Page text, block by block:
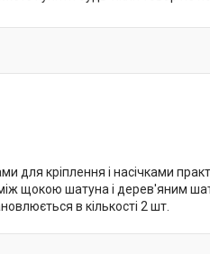
кріплення і насічками
щокою шатуна і дерев'яним
в кількості 2 шт.